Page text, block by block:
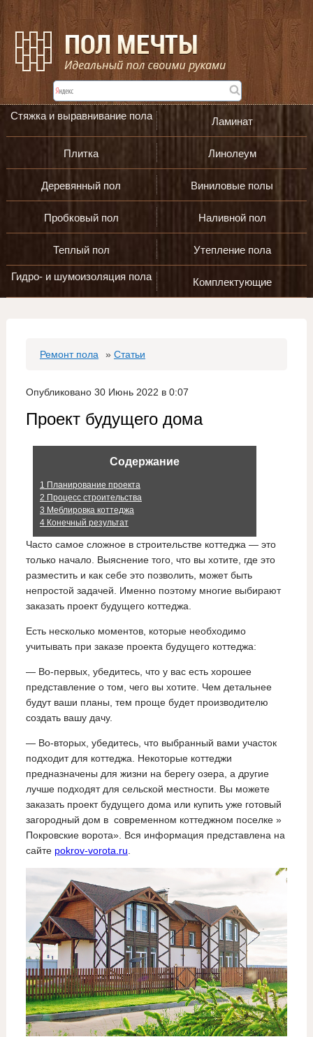
Стяжка и выравнивание пола Ламинат
Плитка Линолеум
Деревянный пол Виниловые полы
Пробковый пол Наливной пол
Теплый пол Утепление пола
Гидро- и шумоизоляция пола Комплектующие
Ремонт пола » Статьи
Опубликовано 30 Июнь 2022 в 0:07
Проект будущего дома
Содержание
1 Планирование проекта
2 Процесс строительства
3 Меблировка коттеджа
4Конечный результат
Часто самое сложное в строительстве коттеджа — это
только начало. Выяснение того, что вы хотите, где это
разместить и как себе это позволить, может быть
непростой задачей. Именно поэтому многие выбирают
заказать проект будущего коттеджа.
Есть несколько моментов, которые необходимо
учитывать при заказе проекта будущего коттеджа:
— Во-первых, убедитесь, что у вас есть хорошее
представление о том, чего вы хотите. Чем детальнее
будут ваши планы, тем проще будет производителю
создать вашу дачу.
— Во-вторых, убедитесь, что выбранный вами участок
подходит для коттеджа. Некоторые коттеджи
предназначены для жизни на берегу озера, а другие
лучше подходят для сельской местности. Вы можете
заказать проект будущего дома или купить уже готовый
загородный дом в современном коттеджном поселке »
Покровские ворота». Вся информация представлена на
сайте pokrov-vorota.ru.